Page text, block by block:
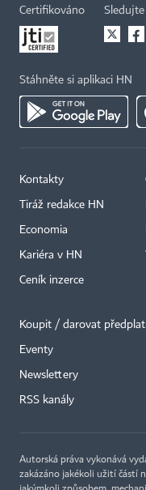
Certifikováno Sledujte
Stáhněte si aplikaci HN
Kontakty
Tiráž redakce HN
Economia
Kariéra v HN
Ceník inzerce
Koupit / darovat
Eventy
Newslettery
RSS kanály
Autorská práva vykonává
zakázáno jakékoli užití částí